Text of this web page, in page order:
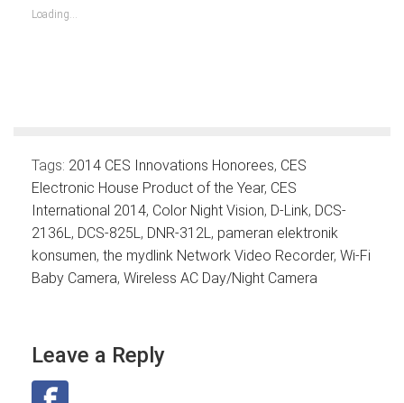
new
window)
Loading...
Tags: 2014 CES Innovations Honorees, CES
Electronic House Product of the Year, CES
International 2014, Color Night Vision, D-Link, DCS-
2136L, DCS-825L, DNR-312L, pameran elektronik
konsumen, the mydlink Network Video Recorder, Wi-Fi
Baby Camera, Wireless AC Day/Night Camera
Leave a Reply